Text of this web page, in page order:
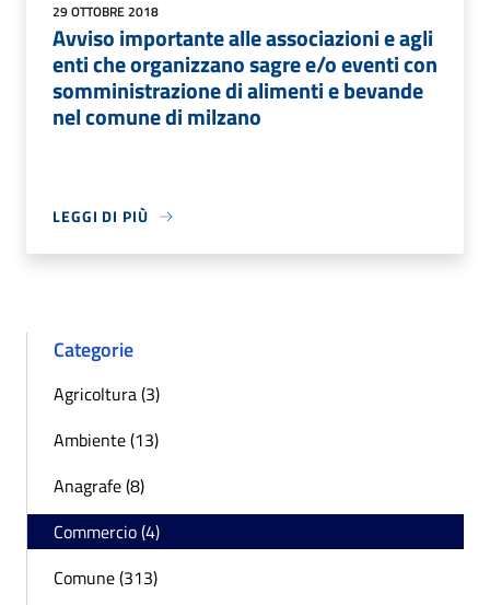
29 OTTOBRE 2018
Avviso importante alle associazioni e agli
enti che organizzano sagre e/o eventi con
somministrazione di alimenti e bevande
nel comune di milzano
LEGGI DI PIÙ
Categorie
Agricoltura (3)
Ambiente (13)
Anagrafe (8)
Commercio (4)
Comune (313)